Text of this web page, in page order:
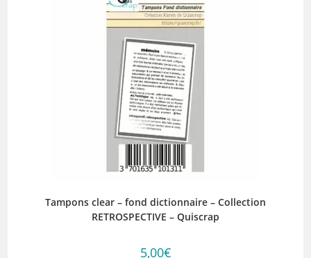
Tampons clear – fond dictionnaire – Collection
RETROSPECTIVE – Quiscrap
5,00€